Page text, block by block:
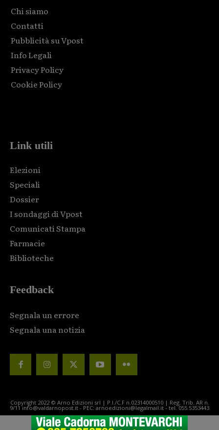
Chi siamo
Contatti
Pubblicità su Vpost
Info Legali
Privacy Policy
Cookie Policy
Link utili
Elezioni
Speciali
Dossier
I sondaggi di Vpost
Comunicati Stampa
Farmacie
Biblioteche
Feedback
Segnala un errore
Segnala una notizia
Copyright 2022 © Arno Edizioni srl | P.I./C.F n.02314000510 | Reg. Trib. AR n.
9/11 info@valdarnopost.it - PEC: arnoedizioni@legalmail.it - tel. 055.5353443